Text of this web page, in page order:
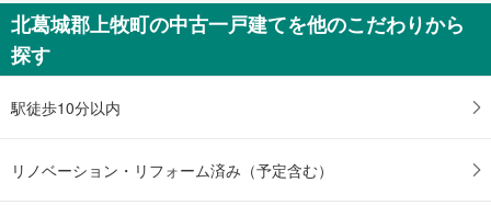
北葛城郡上牧町の中古一戸建てを他のこだわりから
探す
駅徒歩10分以内
リノベーション・リフォーム済み（予定含む）